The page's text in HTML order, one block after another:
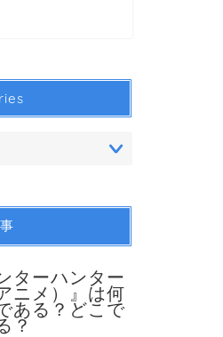
ターハンター
ニメ）』は何
ある？どこで
？